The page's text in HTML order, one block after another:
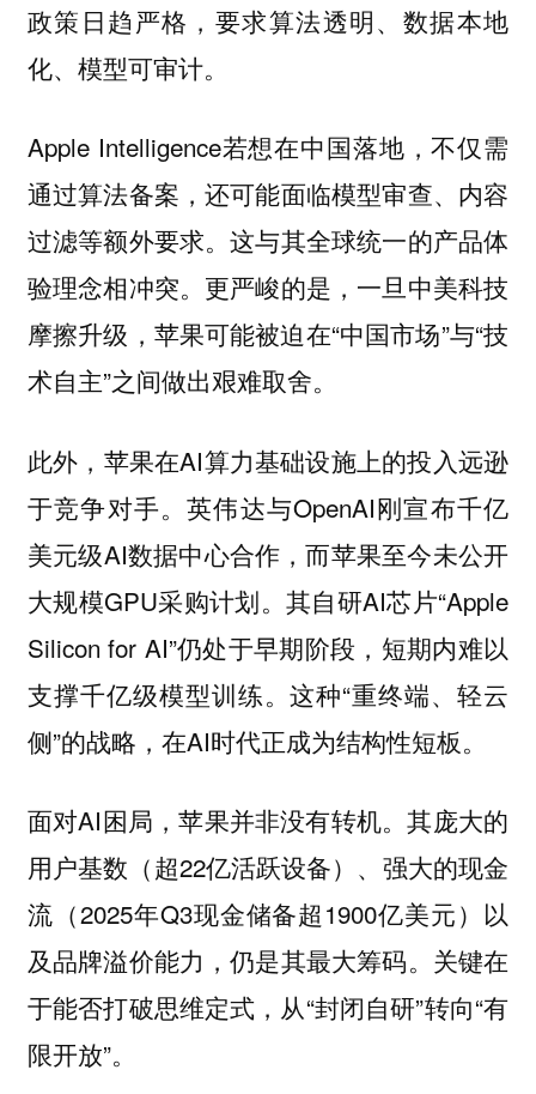
政策日趋严格，要求算法透明、数据本地
化、模型可审计。
Apple Intelligence若想在中国落地，不仅需
通过算法备案，还可能面临模型审查、内容
过滤等额外要求。这与其全球统一的产品体
验理念相冲突。更严峻的是，一旦中美科技
摩擦升级，苹果可能被迫在“中国市场”与“技
术自主”之间做出艰难取舍。
此外，苹果在AI算力基础设施上的投入远逊
于竞争对手。英伟达与OpenAI刚宣布千亿
美元级AI数据中心合作，而苹果至今未公开
大规模GPU采购计划。其自研AI芯片“Apple
Silicon for AI”仍处于早期阶段，短期内难以
支撑千亿级模型训练。这种“重终端、轻云
侧”的战略，在AI时代正成为结构性短板。
面对AI困局，苹果并非没有转机。其庞大的
用户基数（超22亿活跃设备）、强大的现金
流（2025年Q3现金储备超1900亿美元）以
及品牌溢价能力，仍是其最大筹码。关键在
于能否打破思维定式，从“封闭自研”转向“有
限开放”。